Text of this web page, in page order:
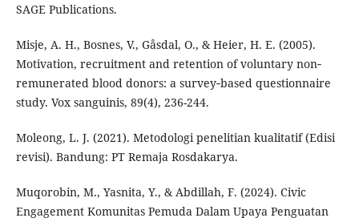
SAGE Publications.
Misje, A. H., Bosnes, V., Gåsdal, O., & Heier, H. E. (2005).
Motivation, recruitment and retention of voluntary non‐
remunerated blood donors: a survey‐based questionnaire
study. Vox sanguinis, 89(4), 236-244.
Moleong, L. J. (2021). Metodologi penelitian kualitatif (Edisi
revisi). Bandung: PT Remaja Rosdakarya.
Muqorobin, M., Yasnita, Y., & Abdillah, F. (2024). Civic
Engagement Komunitas Pemuda Dalam Upaya Penguatan